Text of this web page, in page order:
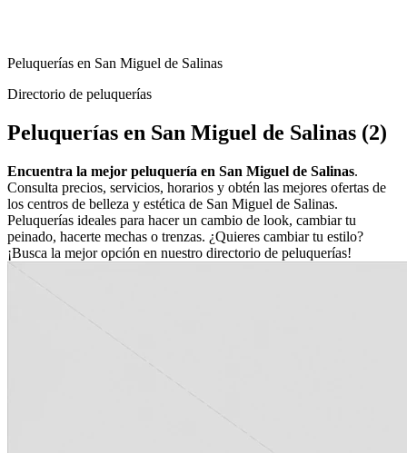
Peluquerías en San Miguel de Salinas
Directorio de peluquerías
Peluquerías en San Miguel de Salinas (2)
Encuentra la mejor peluquería en San Miguel de Salinas.
Consulta precios, servicios, horarios y obtén las mejores ofertas de
los centros de belleza y estética de San Miguel de Salinas.
Peluquerías ideales para hacer un cambio de look, cambiar tu
peinado, hacerte mechas o trenzas. ¿Quieres cambiar tu estilo?
¡Busca la mejor opción en nuestro directorio de peluquerías!